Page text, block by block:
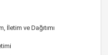
İletim ve Dağıtımı